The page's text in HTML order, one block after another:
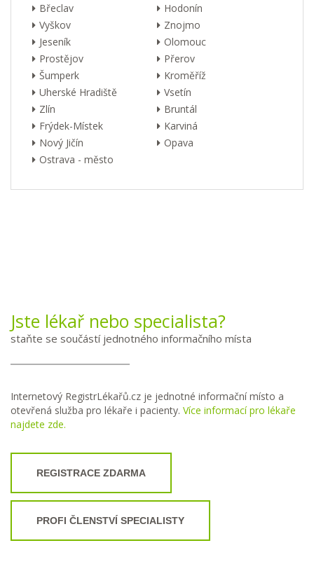
Břeclav
Hodonín
Vyškov
Znojmo
Jeseník
Olomouc
Prostějov
Přerov
Šumperk
Kroměříž
Uherské Hradiště
Vsetín
Zlín
Bruntál
Frýdek-Místek
Karviná
Nový Jičín
Opava
Ostrava - město
Jste lékař nebo specialista?
staňte se součástí jednotného informačního místa
Internetový RegistrLékařů.cz je jednotné informační místo a
otevřená služba pro lékaře i pacienty. Více informací pro lékaře
najdete zde.
REGISTRACE ZDARMA
PROFI ČLENSTVÍ SPECIALISTY